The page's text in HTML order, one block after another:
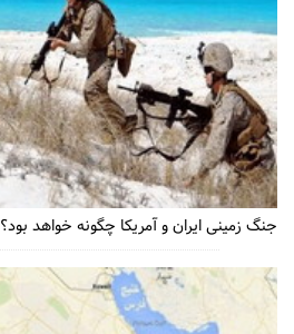
جنگ زمینی ایران و آمریکا چگونه خواهد بود؟